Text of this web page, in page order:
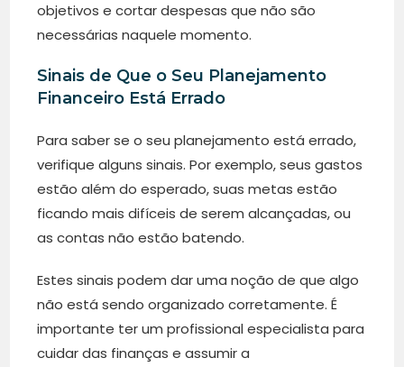
objetivos e cortar despesas que não são
necessárias naquele momento.
Sinais de Que o Seu Planejamento
Financeiro Está Errado
Para saber se o seu planejamento está errado,
verifique alguns sinais. Por exemplo, seus gastos
estão além do esperado, suas metas estão
ficando mais difíceis de serem alcançadas, ou
as contas não estão batendo.
Estes sinais podem dar uma noção de que algo
não está sendo organizado corretamente. É
importante ter um profissional especialista para
cuidar das finanças e assumir a